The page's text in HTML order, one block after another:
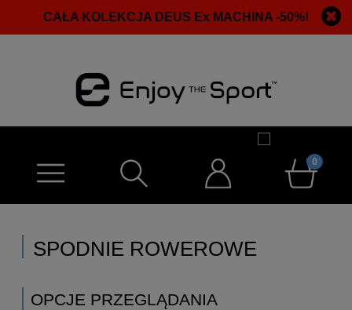
CAŁA KOLEKCJA DEUS Ex MACHINA -50%!
SPODNIE ROWEROWE
OPCJE PRZEGLĄDANIA